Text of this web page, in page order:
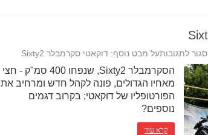
סגור לתגובותעל מבט נוסף: דוקאטי סקרמבלר Sixty2
הסקרמבלר Sixty2, שנפחו 400 סמ"ק - חצי
מאחיו הגדולים, פונה לקהל חדש ומרחיב את
הפורטופליו של דוקאטי; בקרוב דגמים
נוספים?
קרא עוד